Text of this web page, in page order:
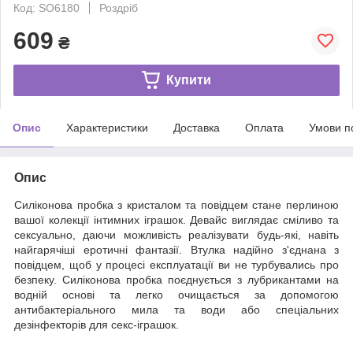
Код: SO6180
Роздріб
609 ₴
Купити
Опис Характеристики Доставка Оплата Умови
Опис
Силіконова пробка з кристалом та повідцем стане перлиною
вашої колекції інтимних іграшок. Девайс виглядає сміливо та
сексуально, даючи можливість реалізувати будь-які, навіть
найгарячіші еротичні фантазії. Втулка надійно з'єднана з
повідцем, щоб у процесі експлуатації ви не турбувались про
безпеку. Силіконова пробка поєднується з лубрикантами на
водній основі та легко очищається за допомогою
антибактеріального мила та води або спеціальних
дезінфекторів для секс-іграшок.